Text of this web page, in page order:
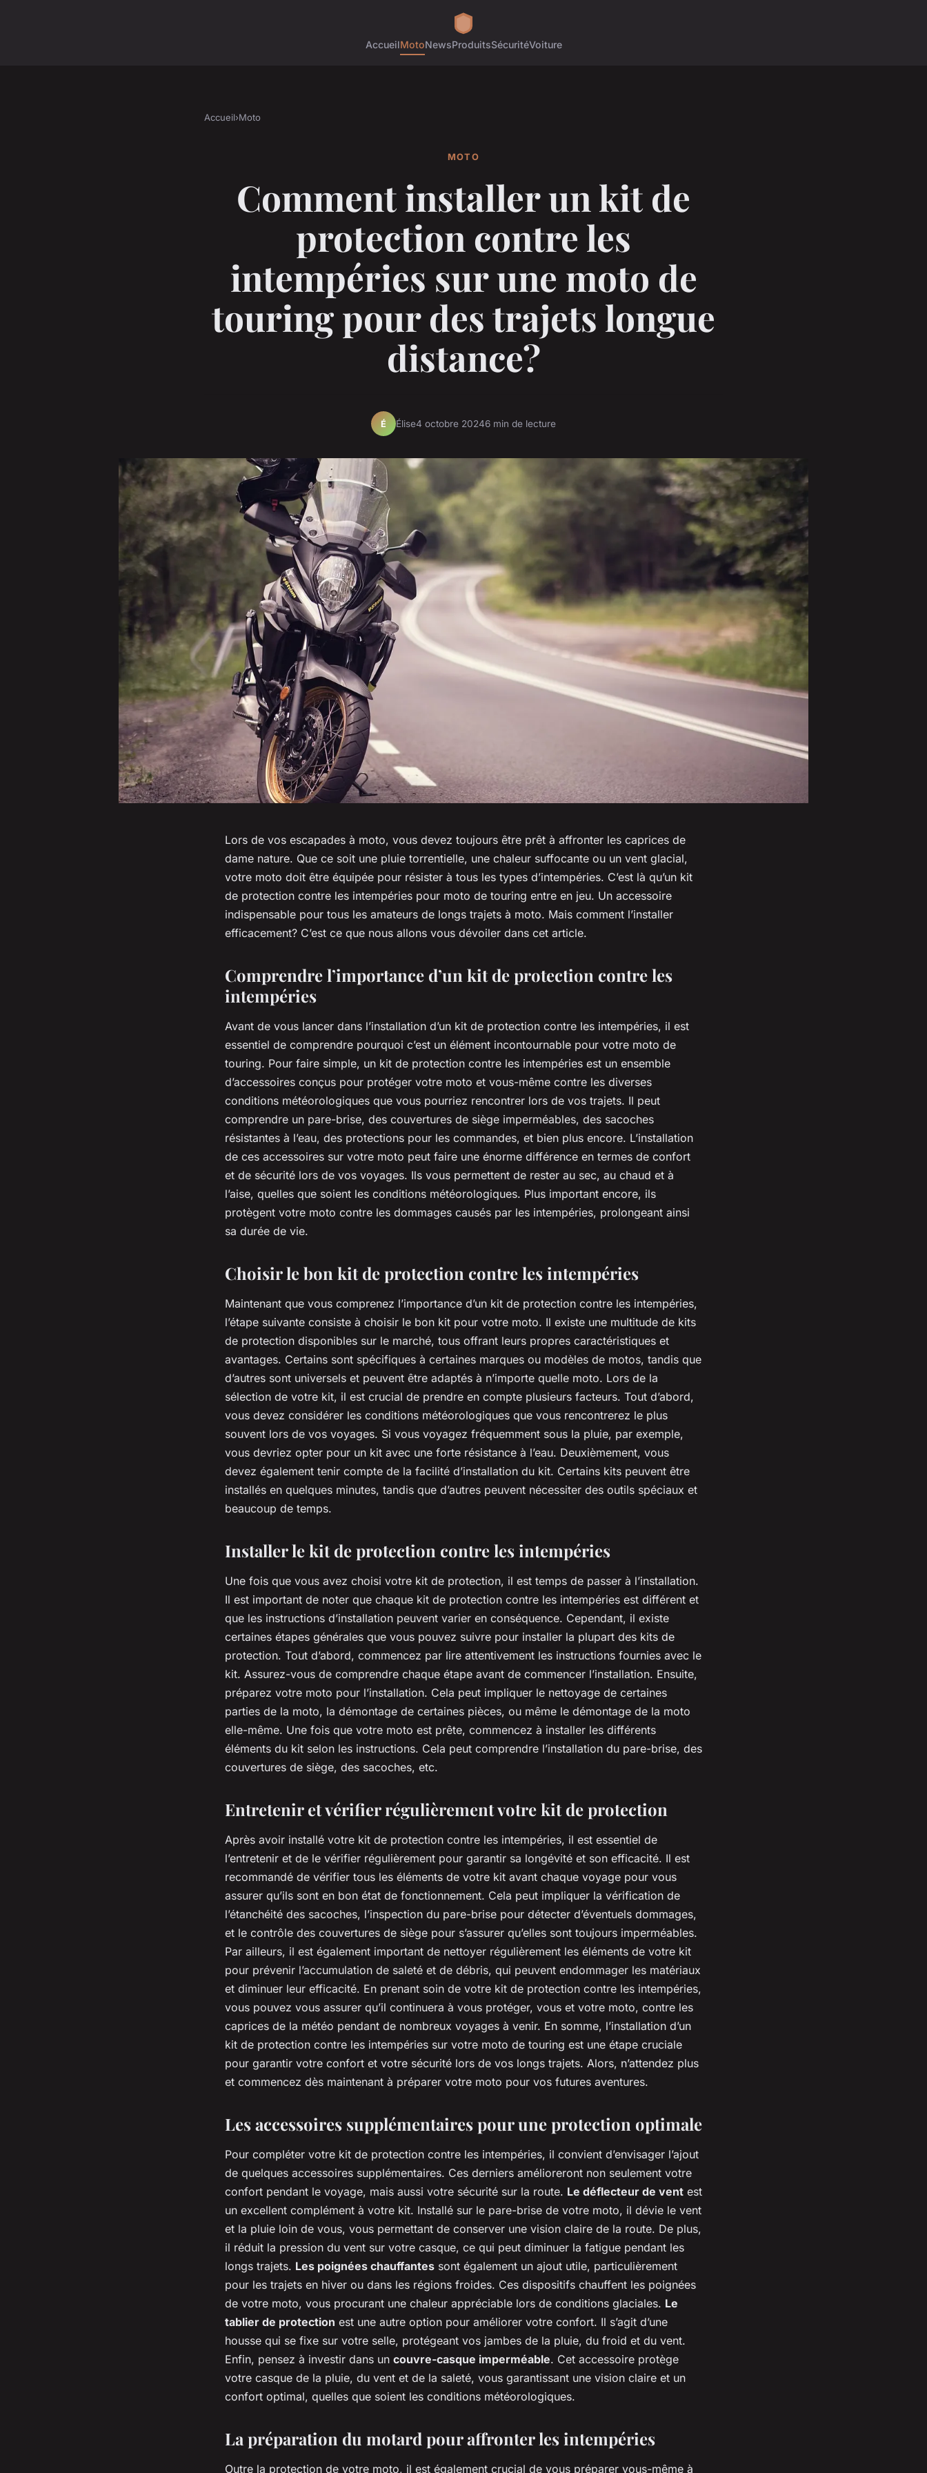
AccueilMotoNewsProduitsSécuritéVoiture
Accueil›Moto
MOTO
Comment installer un kit de
protection contre les
intempéries sur une moto de
touring pour des trajets longue
distance?
É Élise4 octobre 20246 min de lecture
Lors de vos escapades à moto, vous devez toujours être prêt à affronter les caprices de
dame nature. Que ce soit une pluie torrentielle, une chaleur suffocante ou un vent glacial,
votre moto doit être équipée pour résister à tous les types d’intempéries. C’est là qu’un kit
de protection contre les intempéries pour moto de touring entre en jeu. Un accessoire
indispensable pour tous les amateurs de longs trajets à moto. Mais comment l’installer
efficacement? C’est ce que nous allons vous dévoiler dans cet article.
Comprendre l’importance d’un kit de protection contre les
intempéries
Avant de vous lancer dans l’installation d’un kit de protection contre les intempéries, il est
essentiel de comprendre pourquoi c’est un élément incontournable pour votre moto de
touring. Pour faire simple, un kit de protection contre les intempéries est un ensemble
d’accessoires conçus pour protéger votre moto et vous-même contre les diverses
conditions météorologiques que vous pourriez rencontrer lors de vos trajets. Il peut
comprendre un pare-brise, des couvertures de siège imperméables, des sacoches
résistantes à l’eau, des protections pour les commandes, et bien plus encore. L’installation
de ces accessoires sur votre moto peut faire une énorme différence en termes de confort
et de sécurité lors de vos voyages. Ils vous permettent de rester au sec, au chaud et à
l’aise, quelles que soient les conditions météorologiques. Plus important encore, ils
protègent votre moto contre les dommages causés par les intempéries, prolongeant ainsi
sa durée de vie.
Choisir le bon kit de protection contre les intempéries
Maintenant que vous comprenez l’importance d’un kit de protection contre les intempéries,
l’étape suivante consiste à choisir le bon kit pour votre moto. Il existe une multitude de kits
de protection disponibles sur le marché, tous offrant leurs propres caractéristiques et
avantages. Certains sont spécifiques à certaines marques ou modèles de motos, tandis que
d’autres sont universels et peuvent être adaptés à n’importe quelle moto. Lors de la
sélection de votre kit, il est crucial de prendre en compte plusieurs facteurs. Tout d’abord,
vous devez considérer les conditions météorologiques que vous rencontrerez le plus
souvent lors de vos voyages. Si vous voyagez fréquemment sous la pluie, par exemple,
vous devriez opter pour un kit avec une forte résistance à l’eau. Deuxièmement, vous
devez également tenir compte de la facilité d’installation du kit. Certains kits peuvent être
installés en quelques minutes, tandis que d’autres peuvent nécessiter des outils spéciaux et
beaucoup de temps.
Installer le kit de protection contre les intempéries
Une fois que vous avez choisi votre kit de protection, il est temps de passer à l’installation.
Il est important de noter que chaque kit de protection contre les intempéries est différent et
que les instructions d’installation peuvent varier en conséquence. Cependant, il existe
certaines étapes générales que vous pouvez suivre pour installer la plupart des kits de
protection. Tout d’abord, commencez par lire attentivement les instructions fournies avec le
kit. Assurez-vous de comprendre chaque étape avant de commencer l’installation. Ensuite,
préparez votre moto pour l’installation. Cela peut impliquer le nettoyage de certaines
parties de la moto, la démontage de certaines pièces, ou même le démontage de la moto
elle-même. Une fois que votre moto est prête, commencez à installer les différents
éléments du kit selon les instructions. Cela peut comprendre l’installation du pare-brise, des
couvertures de siège, des sacoches, etc.
Entretenir et vérifier régulièrement votre kit de protection
Après avoir installé votre kit de protection contre les intempéries, il est essentiel de
l’entretenir et de le vérifier régulièrement pour garantir sa longévité et son efficacité. Il est
recommandé de vérifier tous les éléments de votre kit avant chaque voyage pour vous
assurer qu’ils sont en bon état de fonctionnement. Cela peut impliquer la vérification de
l’étanchéité des sacoches, l’inspection du pare-brise pour détecter d’éventuels dommages,
et le contrôle des couvertures de siège pour s’assurer qu’elles sont toujours imperméables.
Par ailleurs, il est également important de nettoyer régulièrement les éléments de votre kit
pour prévenir l’accumulation de saleté et de débris, qui peuvent endommager les matériaux
et diminuer leur efficacité. En prenant soin de votre kit de protection contre les intempéries,
vous pouvez vous assurer qu’il continuera à vous protéger, vous et votre moto, contre les
caprices de la météo pendant de nombreux voyages à venir. En somme, l’installation d’un
kit de protection contre les intempéries sur votre moto de touring est une étape cruciale
pour garantir votre confort et votre sécurité lors de vos longs trajets. Alors, n’attendez plus
et commencez dès maintenant à préparer votre moto pour vos futures aventures.
Les accessoires supplémentaires pour une protection optimale
Pour compléter votre kit de protection contre les intempéries, il convient d’envisager l’ajout
de quelques accessoires supplémentaires. Ces derniers amélioreront non seulement votre
confort pendant le voyage, mais aussi votre sécurité sur la route. Le déflecteur de vent est
un excellent complément à votre kit. Installé sur le pare-brise de votre moto, il dévie le vent
et la pluie loin de vous, vous permettant de conserver une vision claire de la route. De plus,
il réduit la pression du vent sur votre casque, ce qui peut diminuer la fatigue pendant les
longs trajets. Les poignées chauffantes sont également un ajout utile, particulièrement
pour les trajets en hiver ou dans les régions froides. Ces dispositifs chauffent les poignées
de votre moto, vous procurant une chaleur appréciable lors de conditions glaciales. Le
tablier de protection est une autre option pour améliorer votre confort. Il s’agit d’une
housse qui se fixe sur votre selle, protégeant vos jambes de la pluie, du froid et du vent.
Enfin, pensez à investir dans un couvre-casque imperméable. Cet accessoire protège
votre casque de la pluie, du vent et de la saleté, vous garantissant une vision claire et un
confort optimal, quelles que soient les conditions météorologiques.
La préparation du motard pour affronter les intempéries
Outre la protection de votre moto, il est également crucial de vous préparer vous-même à